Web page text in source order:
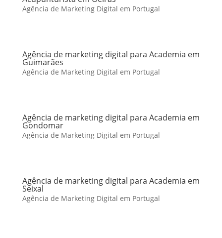
Agência de Marketing Digital em Portugal
Agência de marketing digital para Academia em
Guimarães
Agência de Marketing Digital em Portugal
Agência de marketing digital para Academia em
Gondomar
Agência de Marketing Digital em Portugal
Agência de marketing digital para Academia em
Seixal
Agência de Marketing Digital em Portugal